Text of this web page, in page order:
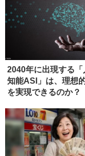
2040年に出現する「
知能ASI」は、理想
を実現できるのか？